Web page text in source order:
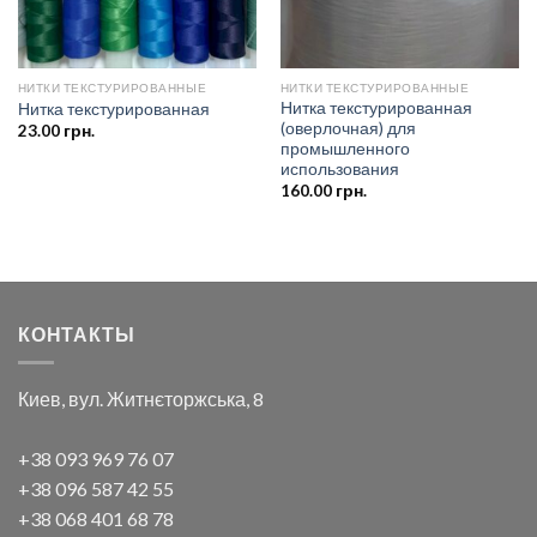
НИТКИ ТЕКСТУРИРОВАННЫЕ
Нитка текстурированная
23.00грн.
НИТКИ ТЕКСТУРИРОВАННЫЕ
Нитка текстурированная
(оверлочная) для
промышленного
использования
160.00грн.
КОНТАКТЫ
Киев, вул. Житнєторжська, 8
+38 093 969 76 07
+38 096 587 42 55
+38 068 401 68 78